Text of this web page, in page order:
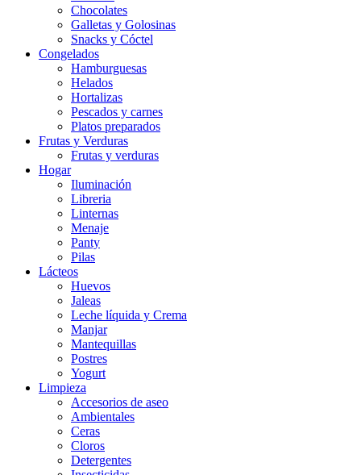
Chocolates
Galletas y Golosinas
Snacks y Cóctel
Congelados
Hamburguesas
Helados
Hortalizas
Pescados y carnes
Platos preparados
Frutas y Verduras
Frutas y verduras
Hogar
Iluminación
Libreria
Linternas
Menaje
Panty
Pilas
Lácteos
Huevos
Jaleas
Leche líquida y Crema
Manjar
Mantequillas
Postres
Yogurt
Limpieza
Accesorios de aseo
Ambientales
Ceras
Cloros
Detergentes